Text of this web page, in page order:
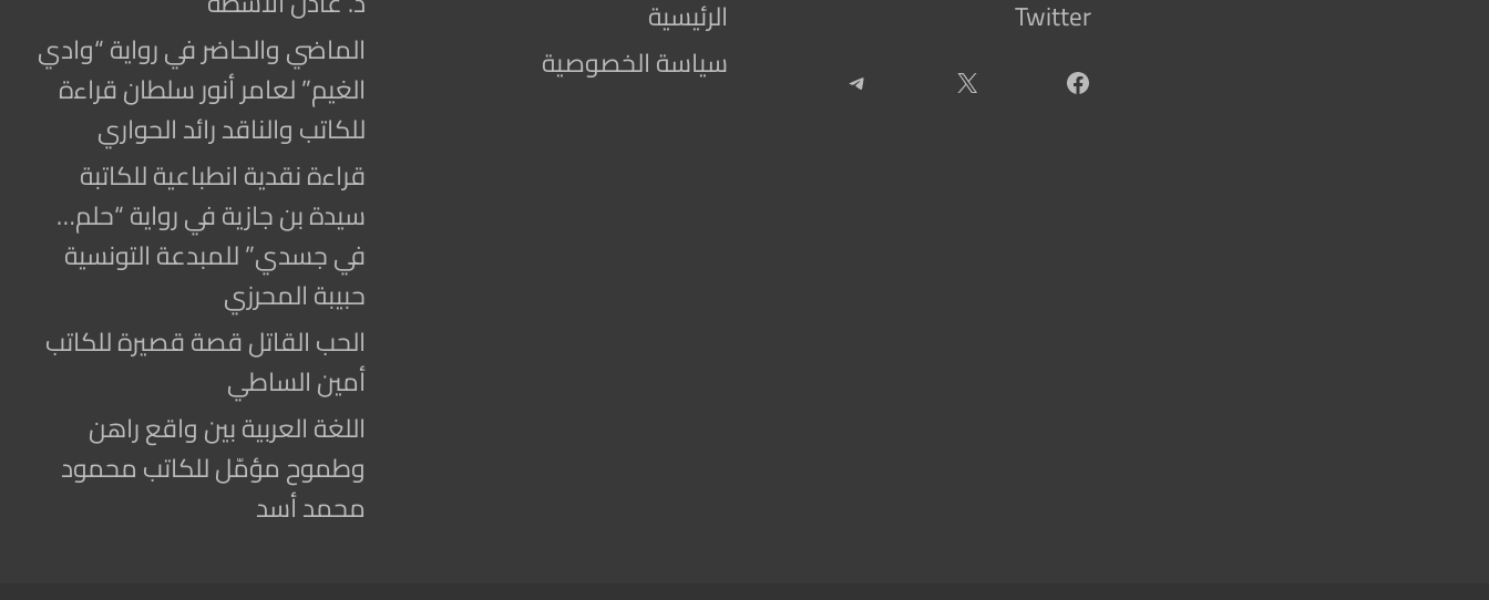
Twitter
Facebook
X
Telegram
الرئيسية
سياسة الخصوصية
الماضي والحاضر في رواية “وادي
الغيم” لعامر أنور سلطان قراءة
للكاتب والناقد رائد الحواري
قراءة نقدية انطباعية للكاتبة
سيدة بن جازية في رواية “حلم…
في جسدي” للمبدعة التونسية
حبيبة المحرزي
الحب القاتل قصة قصيرة للكاتب
أمين الساطي
اللغة العربية بين واقع راهن
وطموح مؤمّل للكاتب محمود
محمد أسد